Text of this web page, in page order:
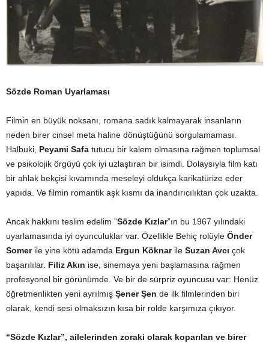
Sözde Roman Uyarlaması
Filmin en büyük noksanı, romana sadık kalmayarak insanların
neden birer cinsel meta haline dönüştüğünü sorgulamaması.
Halbuki, Peyami Safa tutucu bir kalem olmasına rağmen toplumsal
ve psikolojik örgüyü çok iyi uzlaştıran bir isimdi. Dolaysıyla film katı
bir ahlak bekçisi kıvamında meseleyi oldukça karikatürize eder
yapıda. Ve filmin romantik aşk kısmı da inandırıcılıktan çok uzakta.
Ancak hakkını teslim edelim “Sözde Kızlar”ın bu 1967 yılındaki
uyarlamasında iyi oyunculuklar var. Özellikle Behiç rolüyle Önder
Somerile yine kötü adamda Ergun Köknarile Suzan Avcı çok
başarılılar. Filiz Akın ise, sinemaya yeni başlamasına rağmen
profesyonel bir görünümde. Ve bir de sürpriz oyuncusu var: Henüz
öğretmenlikten yeni ayrılmış Şener Şen de ilk filmlerinden biri
olarak, kendi sesi olmaksızın kısa bir rolde karşımıza çıkıyor.
“Sözde Kızlar”, ailelerinden zoraki olarak koparılan ve birer